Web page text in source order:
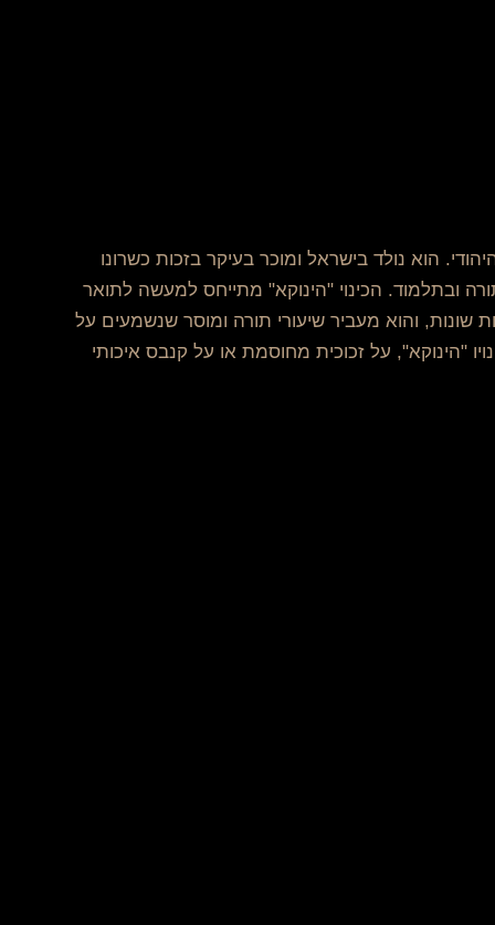
הוא נולד בישראל ומוכר בעיקר בזכות כשרונו
ובתלמוד. הכינוי "הינוקא" מתייחס למעשה לתואר
שונות, והוא מעביר שיעורי תורה ומוסר שנשמעים על
"הינוקא", על זכוכית מחוסמת או על קנבס איכותי